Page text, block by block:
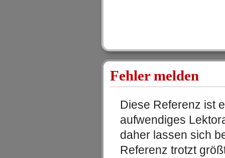
Fehler melden
Diese Referenz ist
aufwendiges
daher lassen sich
Referenz trotzt